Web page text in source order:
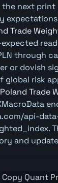
next print
Trade
through
or dovish
global risk
Trade
api-
and
Copy Quant